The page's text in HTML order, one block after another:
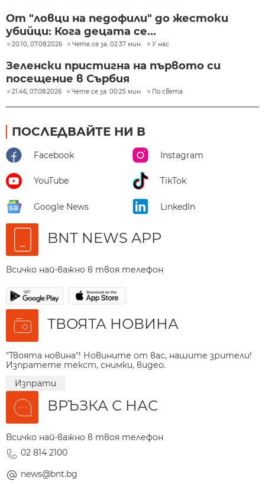
От "ловци на педофили" до жестоки
убийци: Кога децата се...
20:10, 07.08.2026 Чете се за: 02:37 мин. У нас
Зеленски пристигна на първото си
посещение в Сърбия
21:46, 07.08.2026 Чете се за: 00:25 мин. По света
ПОСЛЕДВАЙТЕ НИ В
Facebook Instagram
YouTube TikTok
Google News LinkedIn
BNT NEWS APP
Всичко най-важно в твоя телефон
ТВОЯТА НОВИНА
"Твоята новина"! Новините от вас, нашите зрители!
Изпратете текст, снимки, видео.
Изпрати
ВРЪЗКА С НАС
Всичко най-важно в твоя телефон
02 814 2100
news@bnt.bg